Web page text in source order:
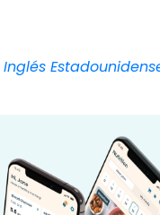
Inglés